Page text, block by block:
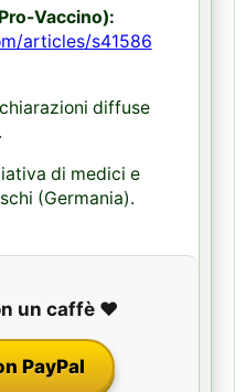
Vaccino):
articles/s41586
diffuse
di medici e
(Germania).
un caffè ❤️
PayPal